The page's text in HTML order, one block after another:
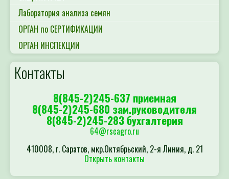
Лаборатория анализа семян
ОРГАН по СЕРТИФИКАЦИИ
ОРГАН ИНСПЕКЦИИ
Контакты
8(845-2)245-637 приемная
8(845-2)245-680 зам.руководителя
8(845-2)245-283 бухгалтерия
64@rscagro.ru
410008, г. Саратов, мкр.Октябрьский, 2-я Линия, д. 21
Открыть контакты